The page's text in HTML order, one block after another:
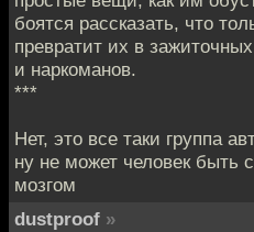
боятся рассказать, что
превратит их в
и наркоманов.
***
Нет, это все таки группа
ну не может человек быть
мозгом
dustproof »